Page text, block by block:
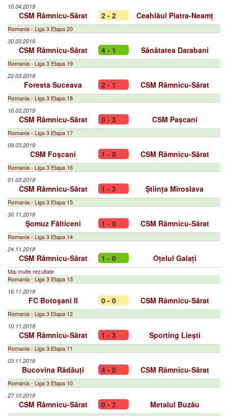
10.04.2019
CSM Râmnicu-Sărat 2 - 2 Ceahlăul Piatra-Neamț
Romania - Liga 3 Etapa 20
30.03.2019
CSM Râmnicu-Sărat 4 - 1 Sănătatea Darabani
Romania - Liga 3 Etapa 19
22.03.2019
Foresta Suceava 2 - 1 CSM Râmnicu-Sărat
Romania - Liga 3 Etapa 18
16.03.2019
CSM Râmnicu-Sărat 0 - 3 CSM Pașcani
Romania - Liga 3 Etapa 17
09.03.2019
CSM Foșcani 1 - 0 CSM Râmnicu-Sărat
Romania - Liga 3 Etapa 16
01.03.2019
CSM Râmnicu-Sărat 1 - 3 Știința Miroslava
Romania - Liga 3 Etapa 15
30.11.2018
Şomuz Fălticeni 1 - 0 CSM Râmnicu-Sărat
Romania - Liga 3 Etapa 14
24.11.2018
CSM Râmnicu-Sărat 1 - 0 Oțelul Galați
Mai multe rezultate
Romania - Liga 3 Etapa 13
16.11.2018
FC Botoşani II 0 - 0 CSM Râmnicu-Sărat
Romania - Liga 3 Etapa 12
10.11.2018
CSM Râmnicu-Sărat 1 - 3 Sporting Liești
Romania - Liga 3 Etapa 11
03.11.2018
Bucovina Rădăuți 4 - 0 CSM Râmnicu-Sărat
Romania - Liga 3 Etapa 10
27.10.2018
CSM Râmnicu-Sărat 0 - 2 Metalul Buzău